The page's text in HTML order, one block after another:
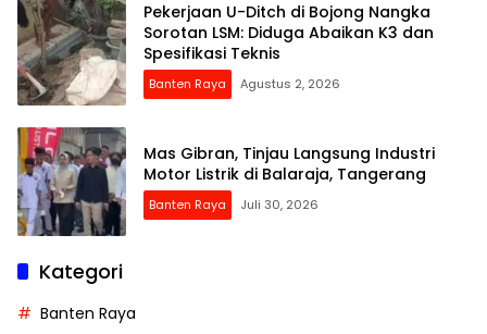
Pekerjaan U-Ditch di Bojong Nangka
Sorotan LSM: Diduga Abaikan K3 dan
Spesifikasi Teknis
Banten Raya Agustus 2, 2026
Mas Gibran, Tinjau Langsung Industri
Motor Listrik di Balaraja, Tangerang
Banten Raya Juli 30, 2026
Kategori
Banten Raya